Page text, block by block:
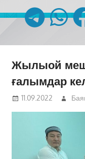
telegram
Жылыой
ғалымдар
11.09.2022